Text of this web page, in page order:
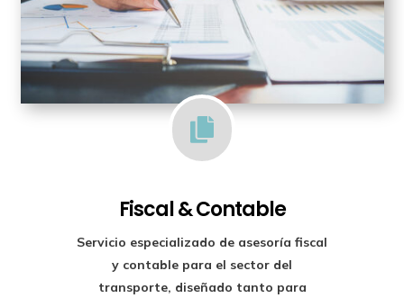

Fiscal & Contable
Servicio especializado de asesoría fiscal
y contable para el sector del
transporte, diseñado tanto para